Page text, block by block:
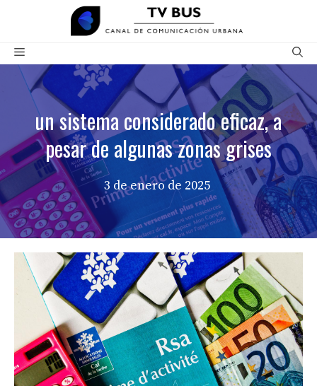
contenido
Menú
un sistema considerado eficaz, a
pesar de algunas zonas grises
3 de enero de 2025